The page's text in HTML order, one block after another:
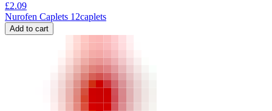
£2.09
Nurofen Caplets 12caplets
Add to cart